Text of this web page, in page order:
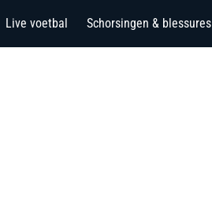
Live voetbal Schorsingen & blessures